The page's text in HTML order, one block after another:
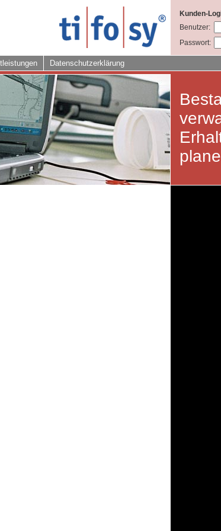
Kunden-
Benutzer:
Passwort:
Datenschutzerklärung